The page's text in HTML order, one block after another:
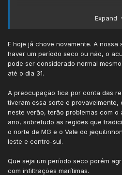
da média em quase toda a
previsão. Aqui no centro-leste do
fevereiro praticamente normal,
normalidade).
.
Aqui na RMBH, chove bastante
porém não é corredor de
Puramente instabilidades
o acumulado mensal já está em
os dias do ano.
Expand
E hoje já chove novamente. A
haver um período seco ou não, o
pode ser considerado normal
até o dia 31.
A preocupação fica por conta das
tiveram essa sorte e
neste verão, terão problemas com o
ano, sobretudo as regiões que
o norte de MG e o Vale do
leste e centro-sul.
Que seja um período seco porém
com infiltrações marítimas.